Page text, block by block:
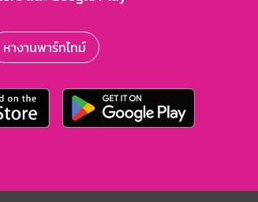
หางานพาร์ทไทม์